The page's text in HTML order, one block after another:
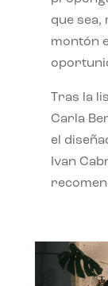
que sea,
montón
Tras la
Carla
el
Ivan